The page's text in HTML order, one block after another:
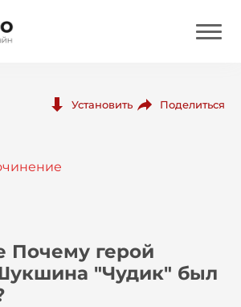
Установить Поделиться
Почему герой
"Чудик" был